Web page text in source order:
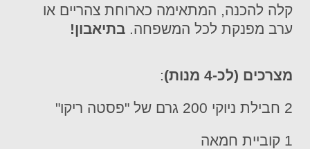
קלה להכנה, המתאימה כארוחת צהריים או
ערב מפנקת לכל המשפחה. בתיאבון!
מצרכים (לכ-4 מנות) :
2 חבילת ניוקי 200 גרם של "פסטה ריקו"
1 קוביית חמאה